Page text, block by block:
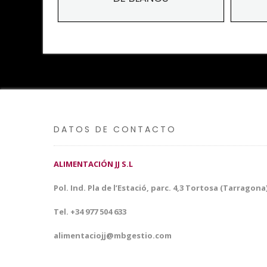
DATOS DE CONTACTO
ALIMENTACIÓN JJ S.L
Pol. Ind. Pla de l’Estació, parc. 4,3 Tortosa
Tel. +34 977 504 633
alimentaciojj@mbgestio.com